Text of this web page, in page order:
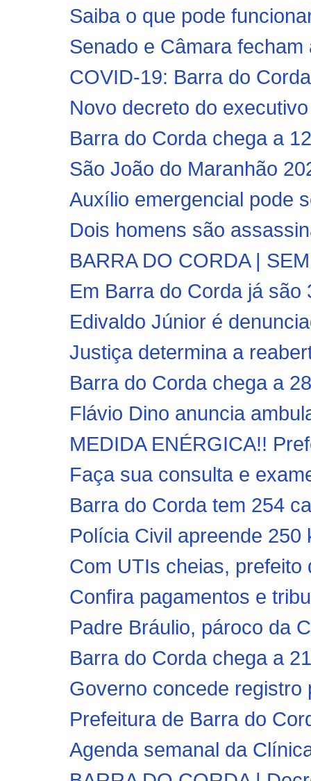
Saiba o que pode
Senado e Câmara
COVID-19: Barra do
Novo decreto do
Barra do Corda chega a
São João do Maranhão
Auxílio emergencial pode
Dois homens são
BARRA DO CORDA |
Em Barra do Corda já
Edivaldo Júnior é
Justiça determina a
Barra do Corda chega a
Flávio Dino anuncia
MEDIDA ENÉRGICA!!
Faça sua consulta e
Barra do Corda tem 254
Polícia Civil apreende
Com UTIs cheias,
Confira pagamentos e
Padre Bráulio, pároco da
Barra do Corda chega a
Governo concede
Prefeitura de Barra do
Agenda semanal da